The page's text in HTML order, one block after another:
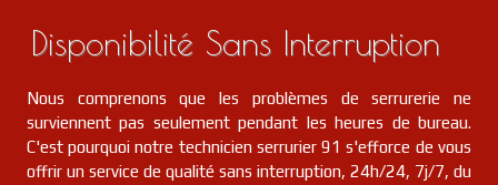
Disponibilité Sans Interruption
Nous comprenons que les problèmes de serrurerie ne
surviennent pas seulement pendant les heures de bureau.
C'est pourquoi notre technicien serrurier 91 s'efforce de vous
offrir un service de qualité sans interruption, 24h/24, 7j/7, du